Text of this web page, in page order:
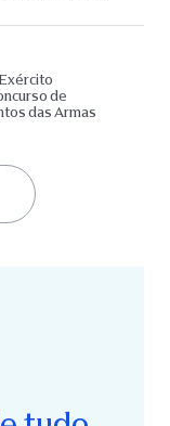
de
das Armas